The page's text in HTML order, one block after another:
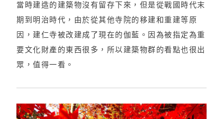
當時建造的建築物沒有留存下來，但是從戰國時代末
期到明治時代，由於從其他寺院的移建和重建等原
因，建仁寺被改建成了現在的伽藍。因為被指定為重
要文化財產的東西很多，所以建築物群的看點也很出
眾，值得一看。